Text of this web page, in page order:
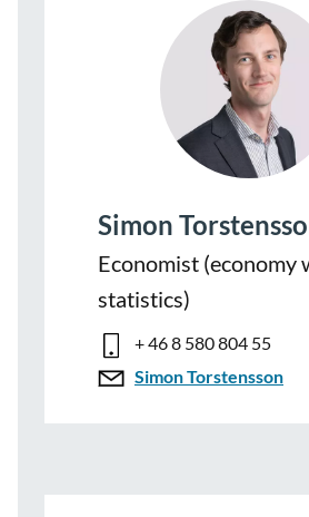
Simon
Economist (economy
statistics)
+ 46 8 580 804 55
Simon Torstensson